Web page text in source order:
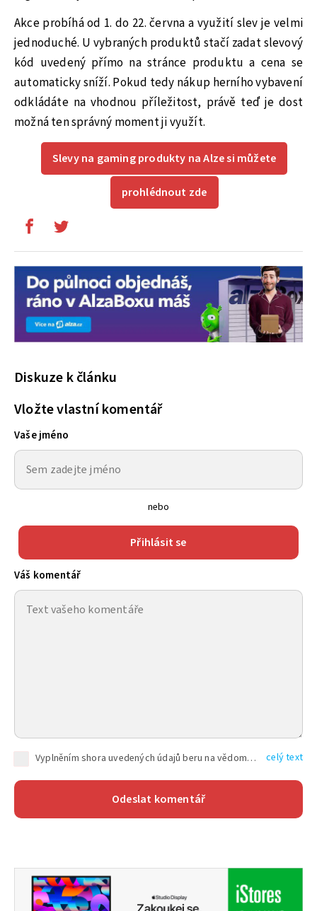
Akce probíhá od 1. do 22. června a využití slev je velmi
jednoduché. U vybraných produktů stačí zadat slevový
kód uvedený přímo na stránce produktu a cena se
automaticky sníží. Pokud tedy nákup herního vybavení
odkládáte na vhodnou příležitost, právě teď je dost
možná ten správný moment ji využít.
Slevy na gaming produkty na Alze si můžete
prohlédnout zde
Diskuze k článku
Vložte vlastní komentář
Vaše jméno
nebo
Přihlásit se
Váš komentář
Vyplněním shora uvedených údajů beru na vědomí, že společnost TEXT FACTORY s.r.o., sídlem Brno, Durďákova 336/29, Černá Pole, PSČ: 613 00, IČ: 06157831, zapsané u Krajského soudu v Brně, oddíl C, vložka 100399, bude zpracovávat mé osobní údaje uvedené v rámci mnou vyplněného registračního formuláře na základě oprávněných zájmů TEXT FACTORY s.r.o. dle čl. 6 odst. 1 písm. f) GDPR a pro splnění právních povinností (čl. 6 odst. 1 písm. c) GDPR), a to pro tyto účely: nezbytnost zajistit oprávnění návštěvníka webových stránek provozovaných společností TEXT FACTORY s.r.o. přispívat aktivně ke zveřejněným článkům nebo v rámci diskusních fór a výkon práv TEXT FACTORY s.r.o. jako administrátora těchto diskusních fór. Více informací o zpracování osobních údajů a právech lze nalézt v celý text